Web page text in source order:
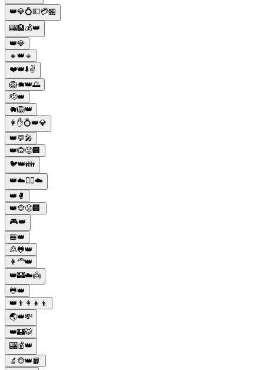
👑💎💍💵💳🏪
🎰🏨💰👑
👑💎
🔸👑🔹
❤️👑⬇️✌️
🦁🐗👑🌅
🫡👑
🐗🦁👑
👩✋💍👑💎
👑💬🎤
👑🙉😡🏢
🐦👑👪
👑☁️🧚‍♂️☁️
👑🥊
👑🐵😡🏢
🎮👑
🍔👑
🙎🐸👑
👩‍🦰👑
👑🏰☁️👼
🐸👑
👑👨‍👩‍👧‍👦
🌏👑💸
👑🏰🐯
🎰💰👑
🔬🐵👑📙